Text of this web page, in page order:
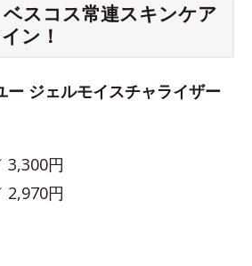
ベスコス常連スキンケア
ン！
ジェルモイスチャライザー
3,300円
2,970円